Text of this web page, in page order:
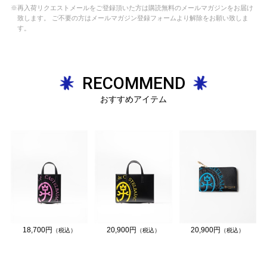
※再入荷リクエストメールをご登録頂いた方は購読無料のメールマガジンをお届け
致します。 ご不要の方はメールマガジン登録フォームより解除をお願い致しま
す。
RECOMMEND
おすすめアイテム
18,700円 （税込） 20,900円 （税込） 20,900円 （税込）